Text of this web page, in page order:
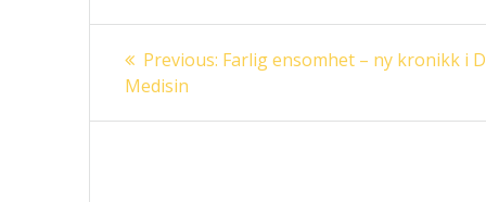
Innleggsnavigasjon
Previous: Previous
Farlig ensomhet – ny kronikk i
Medisin